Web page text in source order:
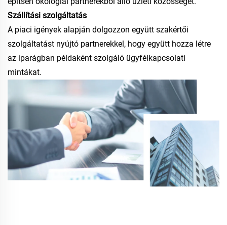
Szállítási szolgáltatás
A piaci igények alapján dolgozzon együtt szakértői
szolgáltatást nyújtó partnerekkel, hogy együtt hozza létre
az iparágban példaként szolgáló ügyfélkapcsolati
mintákat.